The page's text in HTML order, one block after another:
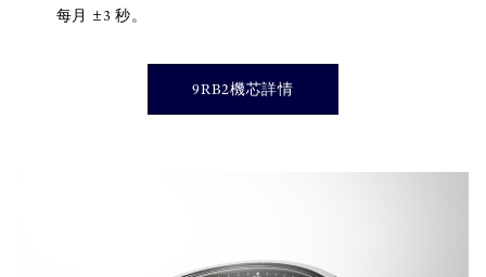
每月 ±3 秒。
9RB2機芯詳情